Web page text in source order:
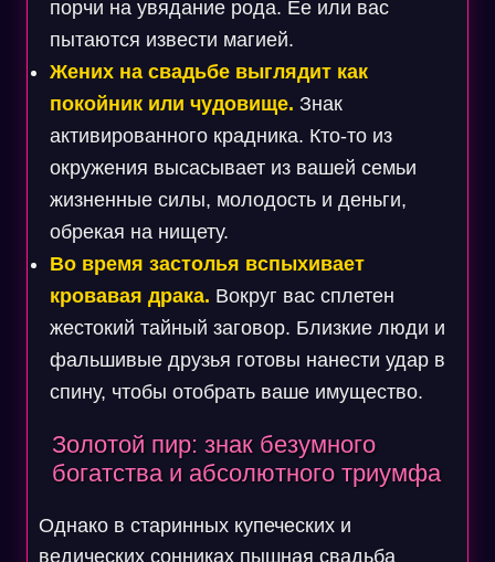
порчи на увядание рода. Ее или вас
пытаются извести магией.
Жених на свадьбе выглядит как
покойник или чудовище. Знак
активированного крадника. Кто-то из
окружения высасывает из вашей семьи
жизненные силы, молодость и деньги,
обрекая на нищету.
Во время застолья вспыхивает
кровавая драка. Вокруг вас сплетен
жестокий тайный заговор. Близкие люди и
фальшивые друзья готовы нанести удар в
спину, чтобы отобрать ваше имущество.
Золотой пир: знак безумного
богатства и абсолютного триумфа
Однако в старинных купеческих и
ведических сонниках пышная свадьба